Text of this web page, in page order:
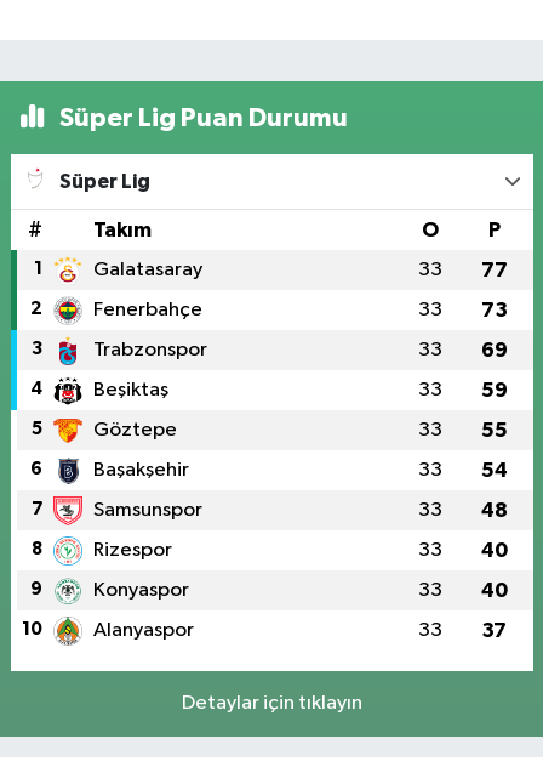
Süper Lig Puan Durumu
Süper Lig
# Takım O P
1 Galatasaray 33 77
2 Fenerbahçe 33 73
3 Trabzonspor 33 69
4 Beşiktaş 33 59
5 Göztepe 33 55
6 Başakşehir 33 54
7 Samsunspor 33 48
8 Rizespor 33 40
9 Konyaspor 33 40
10 Alanyaspor 33 37
Detaylar için tıklayın